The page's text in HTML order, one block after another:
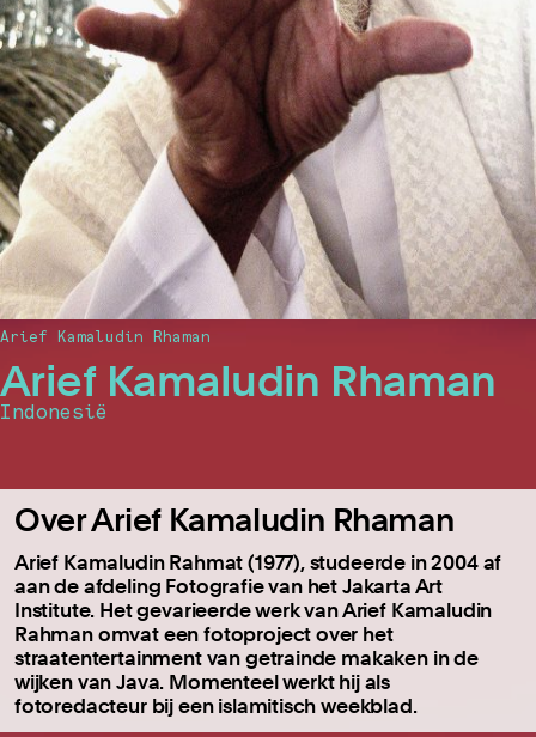
Arief Kamaludin Rhaman
Indonesië
Arief Kamaludin Rhaman
Over Arief Kamaludin Rhaman
Arief Kamaludin Rahmat (1977), studeerde in 2004 af
aan de afdeling Fotografie van het Jakarta Art
Institute. Het gevarieerde werk van Arief Kamaludin
Rahman omvat een fotoproject over het
straatentertainment van getrainde makaken in de
wijken van Java. Momenteel werkt hij als
fotoredacteur bij een islamitisch weekblad.